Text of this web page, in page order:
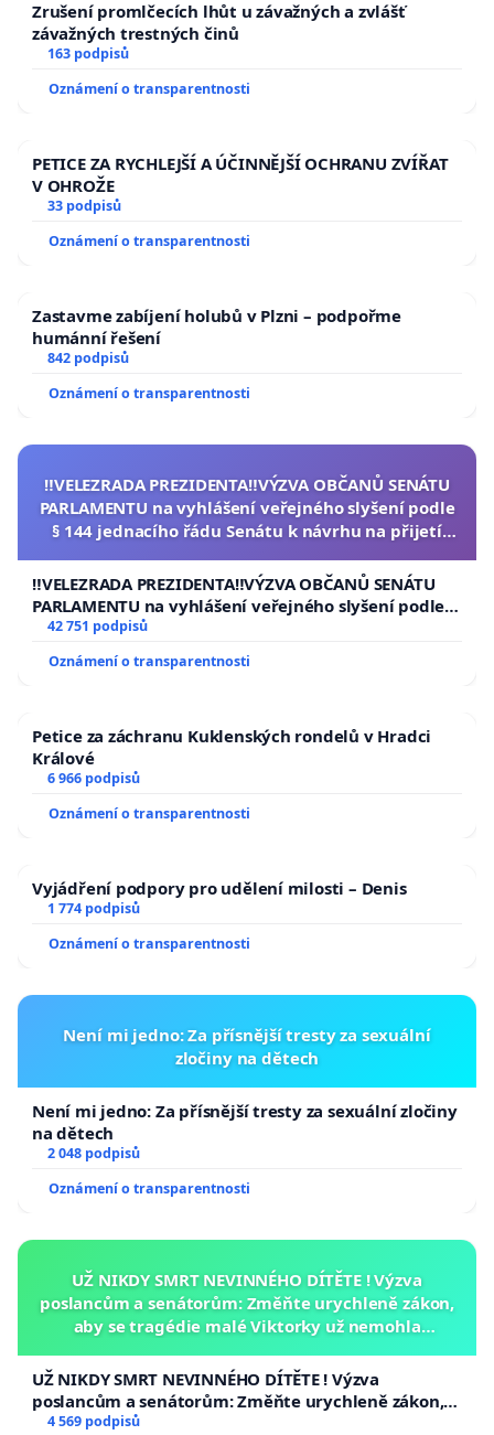
Zrušení promlčecích lhůt u závažných a zvlášť
závažných trestných činů
163 podpisů
Oznámení o transparentnosti
PETICE ZA RYCHLEJŠÍ A ÚČINNĚJŠÍ OCHRANU ZVÍŘAT
V OHROŽE
33 podpisů
Oznámení o transparentnosti
Zastavme zabíjení holubů v Plzni – podpořme
humánní řešení
842 podpisů
Oznámení o transparentnosti
‼️VELEZRADA PREZIDENTA‼️VÝZVA OBČANŮ SENÁTU
PARLAMENTU na vyhlášení veřejného slyšení podle
§ 144 jednacího řádu Senátu k návrhu na přijetí
republiky
‼️VELEZRADA PREZIDENTA‼️VÝZVA OBČANŮ SENÁTU
PARLAMENTU na vyhlášení veřejného slyšení podle §
144 jednacího řádu Senátu k návrhu na přijetí
republiky
42 751 podpisů
Oznámení o transparentnosti
Petice za záchranu Kuklenských rondelů v Hradci
Králové
6 966 podpisů
Oznámení o transparentnosti
Vyjádření podpory pro udělení milosti – Denis
1 774 podpisů
Oznámení o transparentnosti
Není mi jedno: Za přísnější tresty za sexuální
zločiny na dětech
Není mi jedno: Za přísnější tresty za sexuální zločiny
na dětech
2 048 podpisů
Oznámení o transparentnosti
UŽ NIKDY SMRT NEVINNÉHO DÍTĚTE ! Výzva
poslancům a senátorům: Změňte urychleně zákon,
aby se tragédie malé Viktorky už nemohla
UŽ NIKDY SMRT NEVINNÉHO DÍTĚTE ! Výzva
poslancům a senátorům: Změňte urychleně zákon,
aby se tragédie malé Viktorky už nemohla opakovat!
4 569 podpisů